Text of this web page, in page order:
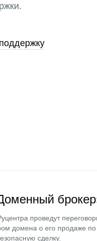
проведут
домена о его продаже
сделку.